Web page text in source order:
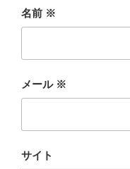
名前 ※
メール ※
サイト